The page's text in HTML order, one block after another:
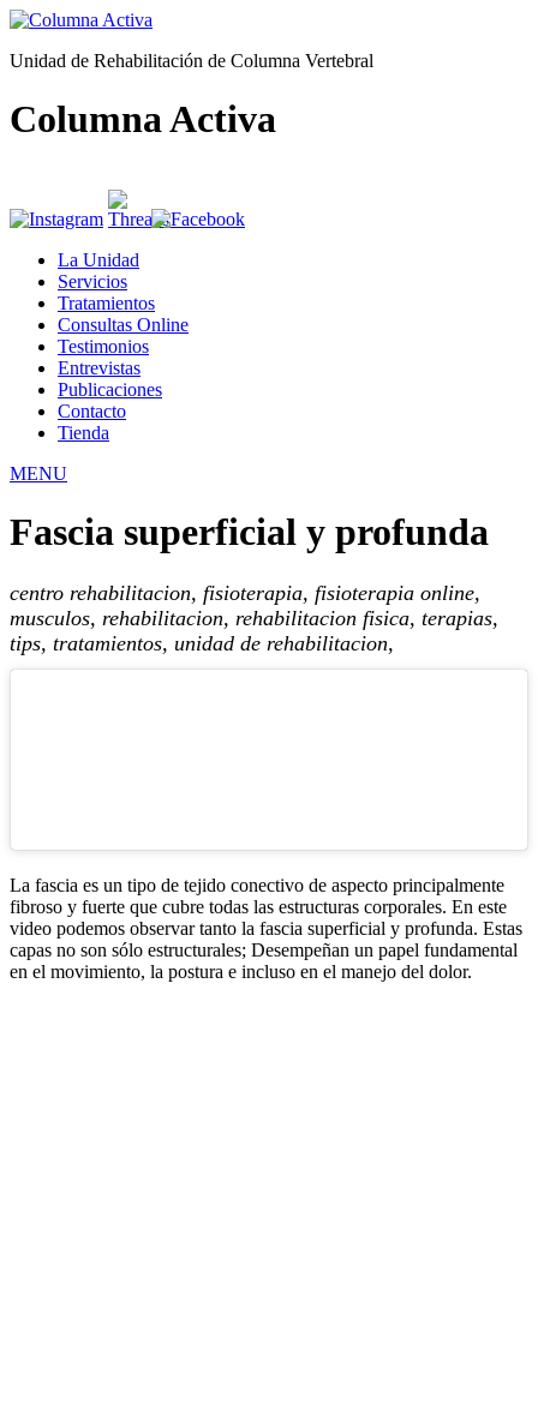
Unidad de Rehabilitación de Columna Vertebral
Columna Activa
La Unidad
Servicios
Tratamientos
Consultas Online
Testimonios
Entrevistas
Publicaciones
Contacto
Tienda
MENU
Fascia superficial y profunda
centro rehabilitacion, fisioterapia, fisioterapia online,
musculos, rehabilitacion, rehabilitacion fisica, terapias,
tips, tratamientos, unidad de rehabilitacion,
La fascia es un tipo de tejido conectivo de aspecto principalmente
fibroso y fuerte que cubre todas las estructuras corporales. En este
video podemos observar tanto la fascia superficial y profunda. Estas
capas no son sólo estructurales; Desempeñan un papel fundamental
en el movimiento, la postura e incluso en el manejo del dolor.